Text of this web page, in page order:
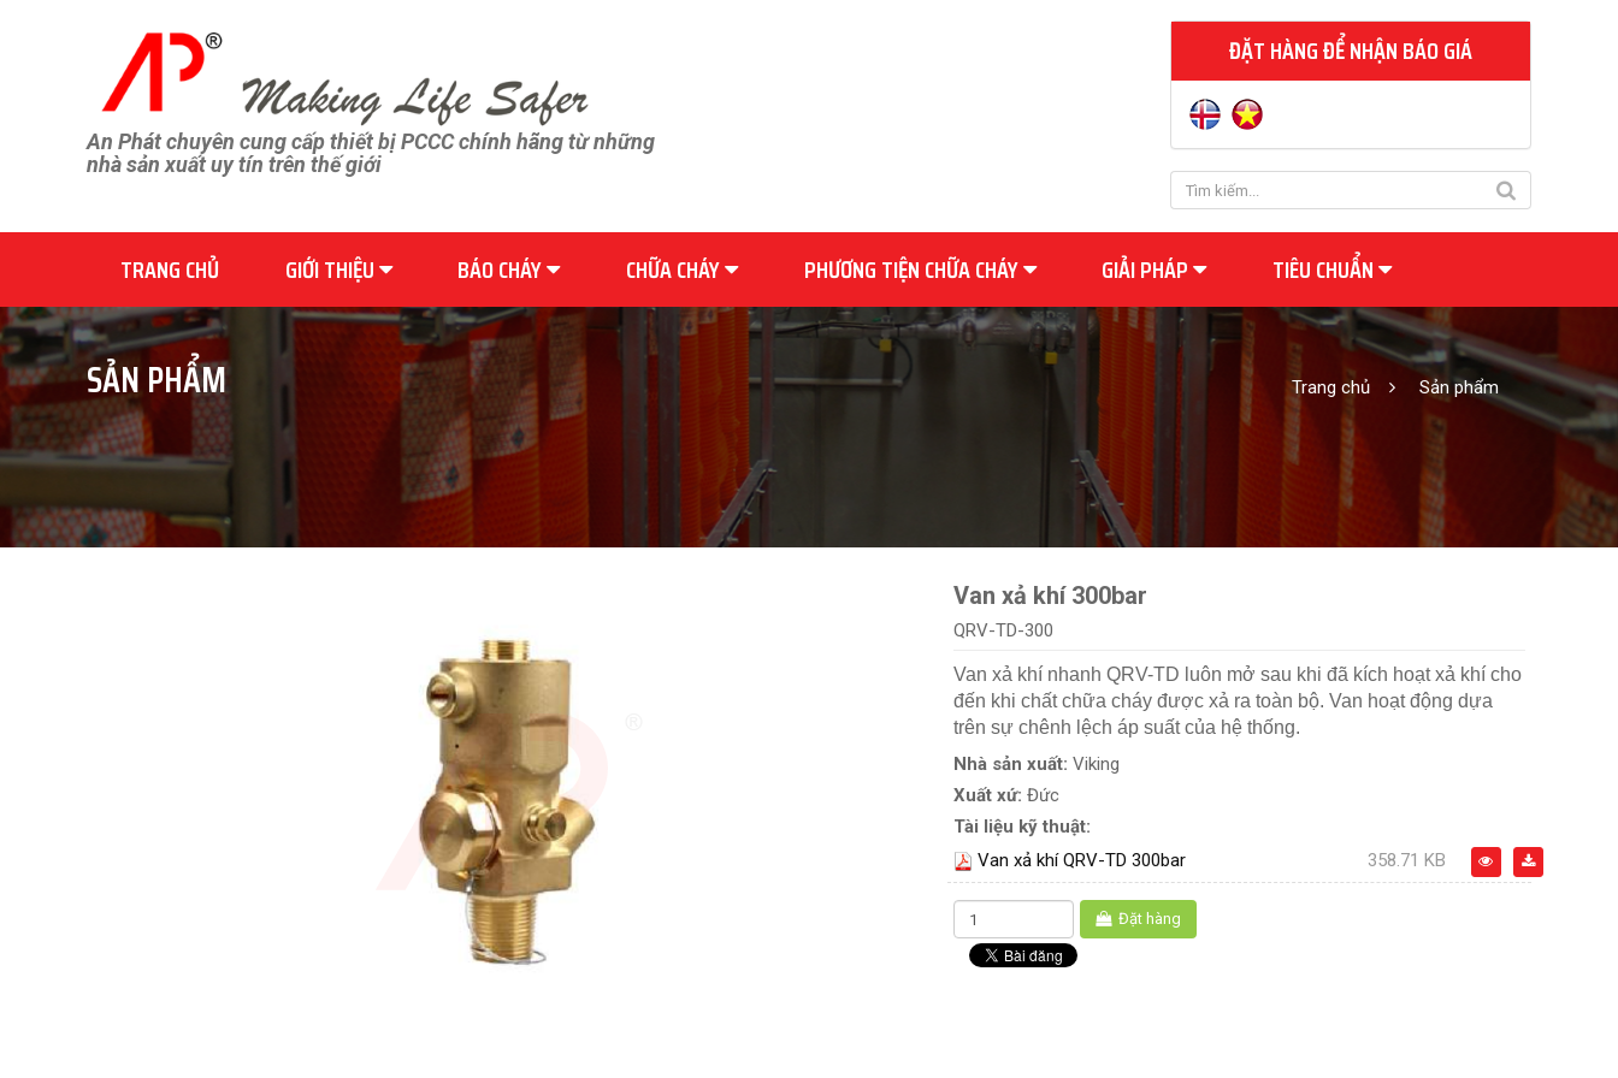
An Phát chuyên cung cấp thiết bị PCCC chính hãng từ những
nhà sản xuất uy tín trên thế giới
ĐẶT HÀNG ĐỂ NHẬN BÁO GIÁ
TRANG CHỦ GIỚI THIỆU BÁO CHÁY CHỮA CHÁY PHƯƠNG TIỆN CHỮA CHÁY GIẢI PHÁP TIÊU CHUẨN
SẢN PHẨM Trang chủ Sản phẩm
Van xả khí 300bar
QRV-TD-300
Van xả khí nhanh QRV-TD luôn mở sau khi đã kích hoạt xả khí cho
đến khi chất chữa cháy được xả ra toàn bộ. Van hoạt động dựa
trên sự chênh lệch áp suất của hệ thống.
Nhà sản xuất: Viking
Xuất xứ: Đức
Tài liệu kỹ thuật:
Van xả khí QRV-TD 300bar
358.71 KB
Đặt hàng